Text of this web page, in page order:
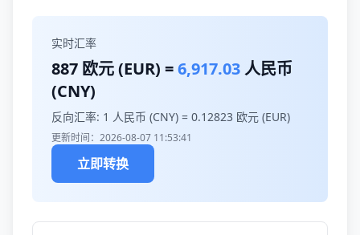
实时汇率
887 欧元 (EUR) =6,917.03人民币
(CNY)
反向汇率: 1 人民币 (CNY) = 0.12823 欧元 (EUR)
更新时间：2026-08-07 11:53:41
立即转换